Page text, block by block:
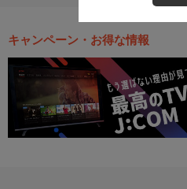
キャンペーン・お得な情報